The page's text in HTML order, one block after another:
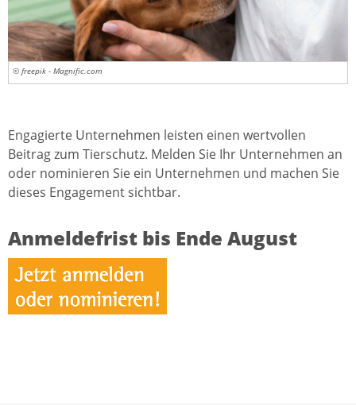
© freepik - Magnific.com
Engagierte Unternehmen leisten einen wertvollen
Beitrag zum Tierschutz. Melden Sie Ihr Unternehmen an
oder nominieren Sie ein Unternehmen und machen Sie
dieses Engagement sichtbar.
Anmeldefrist bis Ende August